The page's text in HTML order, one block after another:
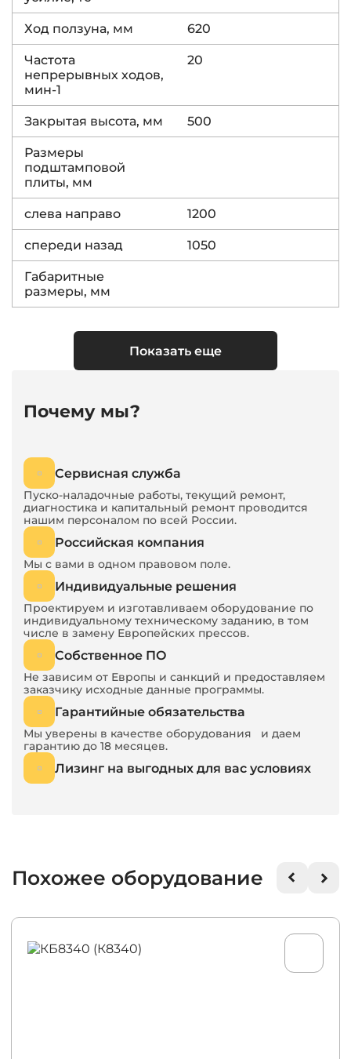
Ход ползуна, мм 620
Частота
непрерывных ходов,
мин-1
20
Закрытая высота, мм 500
Размеры
подштамповой
плиты, мм
слева направо 1200
спереди назад 1050
Габаритные
размеры, мм
3150
Масса
Показать еще
Почему мы?
Сервисная служба
Пуско-наладочные работы, текущий ремонт,
диагностика и капитальный ремонт проводится
нашим персоналом по всей России.
Российская компания
Мы с вами в одном правовом поле.
Индивидуальные решения
Проектируем и изготавливаем оборудование по
индивидуальному техническому заданию, в том
числе в замену Европейских прессов.
Собственное ПО
Не зависим от Европы и санкций и предоставляем
заказчику исходные данные программы.
Гарантийные обязательства
Мы уверены в качестве оборудования и даем
гарантию до 18 месяцев.
Лизинг на выгодных для вас условиях
Похожее оборудование